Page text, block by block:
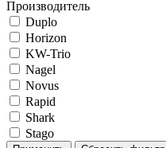
Производитель
Duplo
Horizon
KW-Trio
Nagel
Novus
Rapid
Shark
Stago